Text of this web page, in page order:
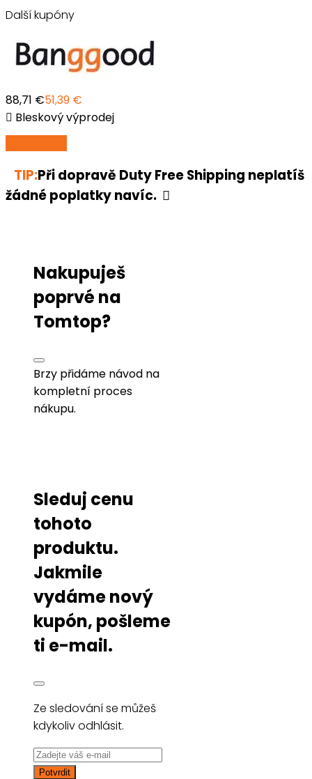
Další kupóny
88,71 €51,39 €
Bleskový výprodej
TIP:Při dopravě Duty Free Shipping neplatíš
žádné poplatky navíc.
Nakupuješ
poprvé na
Tomtop?
Brzy přidáme návod na
kompletní proces
nákupu.
Sleduj cenu
tohoto
produktu.
Jakmile
vydáme nový
kupón, pošleme
ti e-mail.
Ze sledování se můžeš
kdykoliv odhlásit.